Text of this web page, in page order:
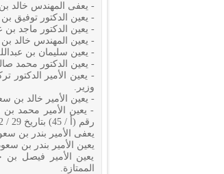
- يعفى المهندس خالد
- يعين الدكتور توفيق
- يعين الدكتور ماجد بن
- يعين المهندس خالد بن
- يعين سليمان بن
- يعين الدكتور محمد
- يعين الأمير
وزير.
- يعين الأمير خالد بن
- يعين الأمير محمد
رقم (أ / 45) بتاريخ 29 / 2 / 1434هـ، وعلى رئيس مجلس الشورى تنفيذ الأمر الملكي.
يعفى الأمير بندر بن
يعين الأمير بندر بن
يعين الأمير فيصل بن
الممتازة.